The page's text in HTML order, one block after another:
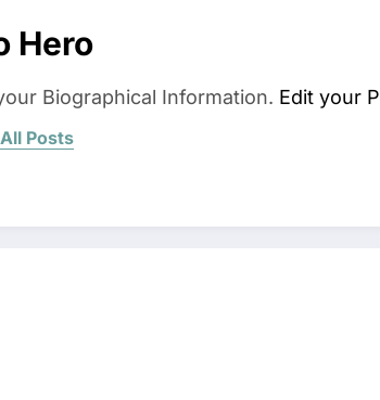
Hero
Biographical Information. Edit your
Posts